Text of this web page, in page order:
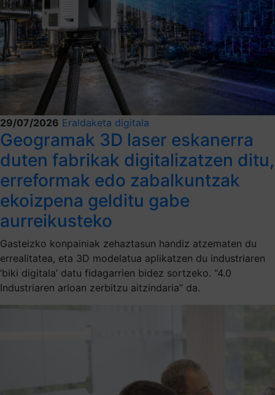
29/07/2026 Eraldaketa digitala
Geogramak 3D laser eskanerra
duten fabrikak digitalizatzen ditu,
erreformak edo zabalkuntzak
ekoizpena gelditu gabe
aurreikusteko
Gasteizko konpainiak zehaztasun handiz atzematen du
errealitatea, eta 3D modelatua aplikatzen du industriaren
‘biki digitala’ datu fidagarrien bidez sortzeko. “4.0
Industriaren arloan zerbitzu aitzindaria” da.